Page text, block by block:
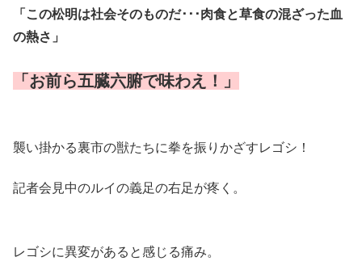
「この松明は社会そのものだ･･･肉食と草食の混ざった血
の熱さ」
「お前ら五臓六腑で味わえ！」
襲い掛かる裏市の獣たちに拳を振りかざすレゴシ！
記者会見中のルイの義足の右足が疼く。
レゴシに異変があると感じる痛み。